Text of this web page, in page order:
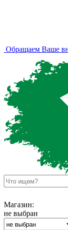
Ваше
Магазин:
не выбран